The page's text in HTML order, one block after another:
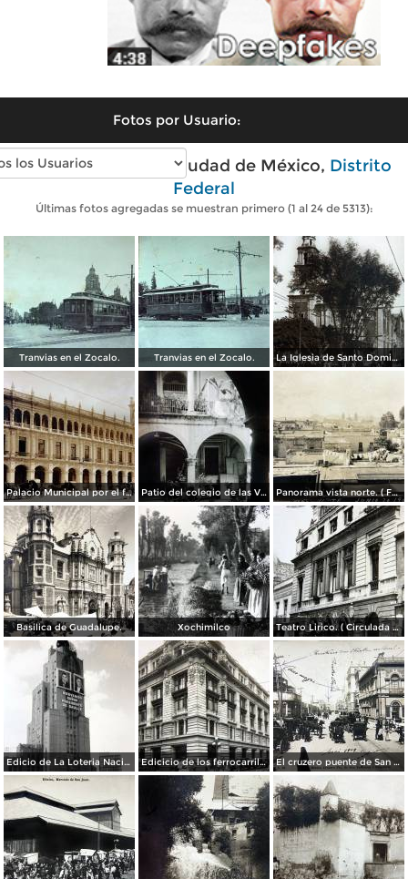
Fotos por Usuario:
Fotos antiguas de Ciudad de México, Distrito
Federal
Últimas fotos agregadas se muestran primero (1 al 24 de 5313):
Tranvias en el Zocalo. Tranvias en el Zocalo. La Iglesia de Santo Domingo.
Palacio Municipal por el fotografo Hugo Brehme.. Patio del colegio de las Vizcainas por el fotografo Hugo Brehme. Panorama vista norte. ( Fechada el 20 de Junio de 1905 ).
Basilica de Guadalupe. Xochimilco Teatro Lirico. ( Circulada el 1 de Agosto de 1926 ).
Edicio de La Loteria Nacional Ciudad de México Abril de 1964 Edicicio de los ferrocarriles. El cruzero puente de San Francisco y Guardiola por el fotografo Felix Miret.